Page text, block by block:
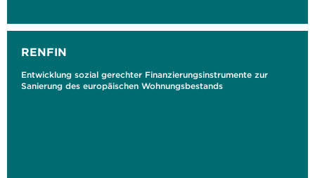
RENFIN
Entwicklung sozial gerechter Finanzierungsinstrumente zur
Sanierung des europäischen Wohnungsbestands